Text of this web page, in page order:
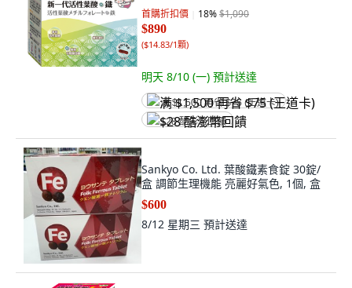
首購折扣價 18%$1,090
$890
($14.83/1顆)
明天 8/10 (一) 預計送達
满 $1,500 再省 $75 (王道卡)
$28 酷澎幣回饋
Sankyo Co. Ltd. 葉酸鐵素食錠 30錠/
盒 調節生理機能 亮麗好氣色, 1個, 盒
$600
8/12 星期三 預計送達